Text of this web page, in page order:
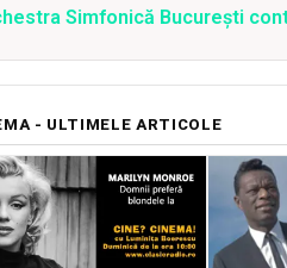
Simfonică Bucureşti
- ULTIMELE ARTICOLE